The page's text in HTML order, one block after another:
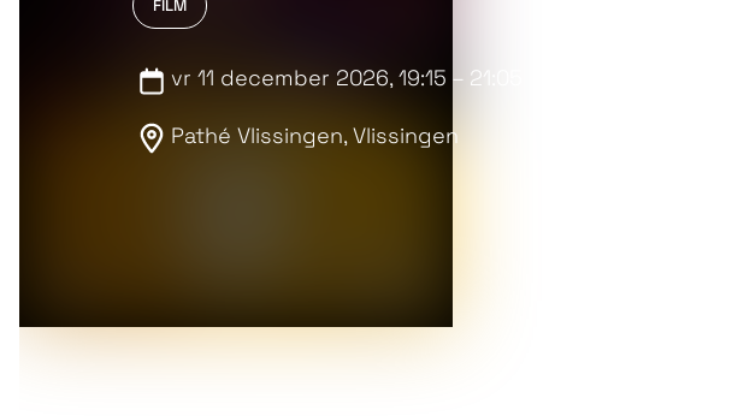
FILM
vr 11 december 2026, 19:15 – 21:05
Pathé Vlissingen, Vlissingen